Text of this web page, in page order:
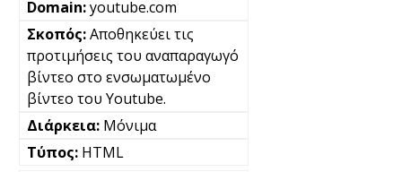
youtube.com
Αποθηκεύει τις
προτιμήσεις του αναπαραγωγό
βίντεο στο ενσωματωμένο
βίντεο του Youtube.
Μόνιμα
HTML